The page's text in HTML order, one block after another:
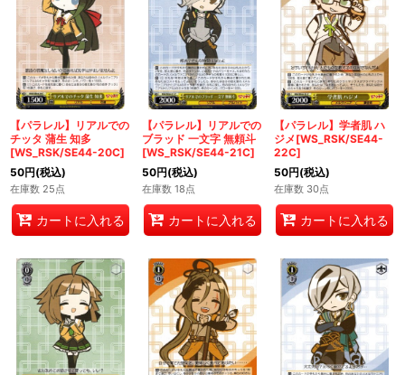
【パラレル】リアルでの
チッタ 蒲生 知多
[WS_RSK/SE44-20C]
50円(税込)
在庫数 25点
カートに入れる
【パラレル】リアルでの
ブラッド 一文字 無頼斗
[WS_RSK/SE44-21C]
50円(税込)
在庫数 18点
カートに入れる
【パラレル】学者肌 ハ
ジメ[WS_RSK/SE44-
22C]
50円(税込)
在庫数 30点
カートに入れる